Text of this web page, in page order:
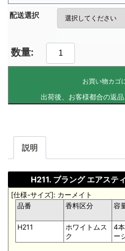
配送選択
お買い物カゴ
説明
H211. ブラング エアステ
[仕様-サイズ]: カーメイト
品番
香料区分 容
H211
ホワイトムス
ク
4
ー